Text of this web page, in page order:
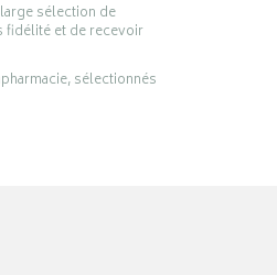
sélection de
fidélité et de recevoir
sélectionnés